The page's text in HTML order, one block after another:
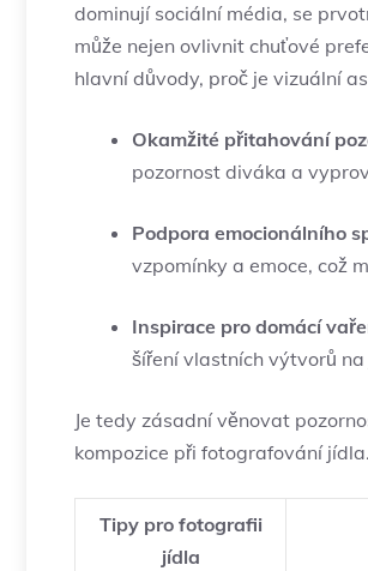
dominují sociální média, se
může nejen ovlivnit chuťové
hlavní důvody, proč je vizuální
Okamžité přitahování
pozornost diváka a
Podpora emocionálního
vzpomínky a emoce, což
Inspirace pro domácí
šíření vlastních výtvorů
Je tedy zásadní věnovat
kompozice při fotografování
Tipy pro fotografii
jídla